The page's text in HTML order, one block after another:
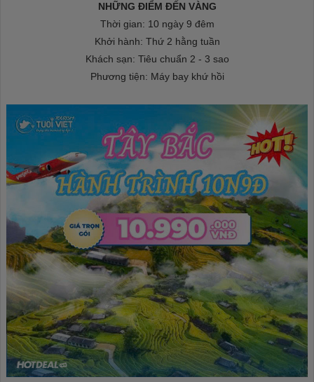
NHỮNG ĐIỂM ĐẾN VÀNG
Thời gian: 10 ngày 9 đêm
Khởi hành: Thứ 2 hằng tuần
Khách sạn: Tiêu chuẩn 2 - 3 sao
Phương tiện: Máy bay khứ hồi